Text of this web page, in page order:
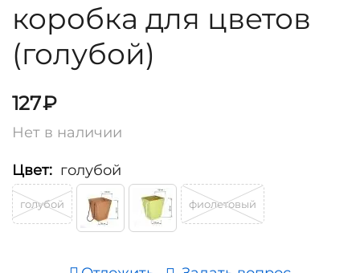
коробка для цветов
(голубой)
127₽
Нет в наличии
Цвет: голубой
голубой фиолетовый